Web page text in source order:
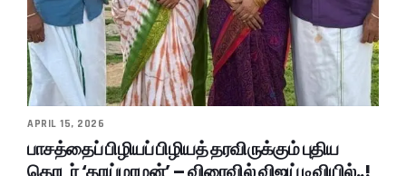
APRIL 15, 2026
பாசத்தைப் பிழியப் பிழியத் தரவிருக்கும் புதிய